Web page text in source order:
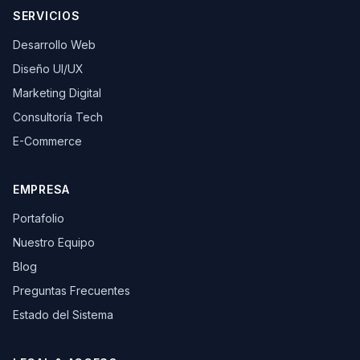
SERVICIOS
Desarrollo Web
Diseño UI/UX
Marketing Digital
Consultoría Tech
E-Commerce
EMPRESA
Portafolio
Nuestro Equipo
Blog
Preguntas Frecuentes
Estado del Sistema